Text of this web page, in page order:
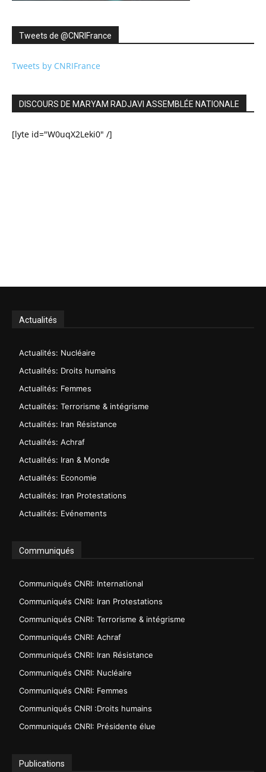
Tweets de ‎@CNRIFrance
Tweets by CNRIFrance
DISCOURS DE MARYAM RADJAVI ASSEMBLÉE NATIONALE
[lyte id="W0uqX2Leki0" /]
Actualités
Actualités: Nucléaire
Actualités: Droits humains
Actualités: Femmes
Actualités: Terrorisme & intégrisme
Actualités: Iran Résistance
Actualités: Achraf
Actualités: Iran & Monde
Actualités: Economie
Actualités: Iran Protestations
Actualités: Evénements
Communiqués
Communiqués CNRI: International
Communiqués CNRI: Iran Protestations
Communiqués CNRI: Terrorisme & intégrisme
Communiqués CNRI: Achraf
Communiqués CNRI: Iran Résistance
Communiqués CNRI: Nucléaire
Communiqués CNRI: Femmes
Communiqués CNRI :Droits humains
Communiqués CNRI: Présidente élue
Publications